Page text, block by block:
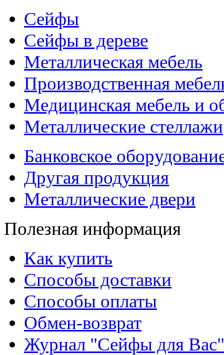
Сейфы
Сейфы в дереве
Металлическая мебель
Производственная
Медицинская мебель и
Металлические стеллажи
Банковское
Другая продукция
Металлические двери
Полезная информация
Как купить
Способы доставки
Способы оплаты
Обмен-возврат
Журнал "Сейфы для Вас"